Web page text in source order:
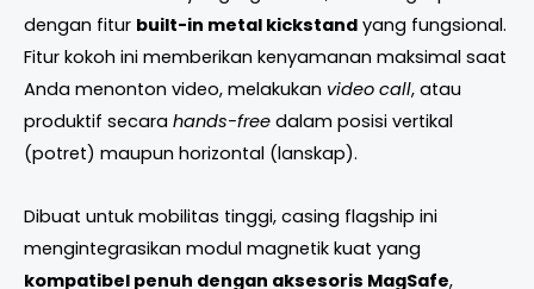
dengan fitur built-in metal kickstand yang fungsional.
Fitur kokoh ini memberikan kenyamanan maksimal saat
Anda menonton video, melakukan video call, atau
produktif secara hands-free dalam posisi vertikal
(potret) maupun horizontal (lanskap).
Dibuat untuk mobilitas tinggi, casing flagship ini
mengintegrasikan modul magnetik kuat yang
kompatibel penuh dengan aksesoris MagSafe,